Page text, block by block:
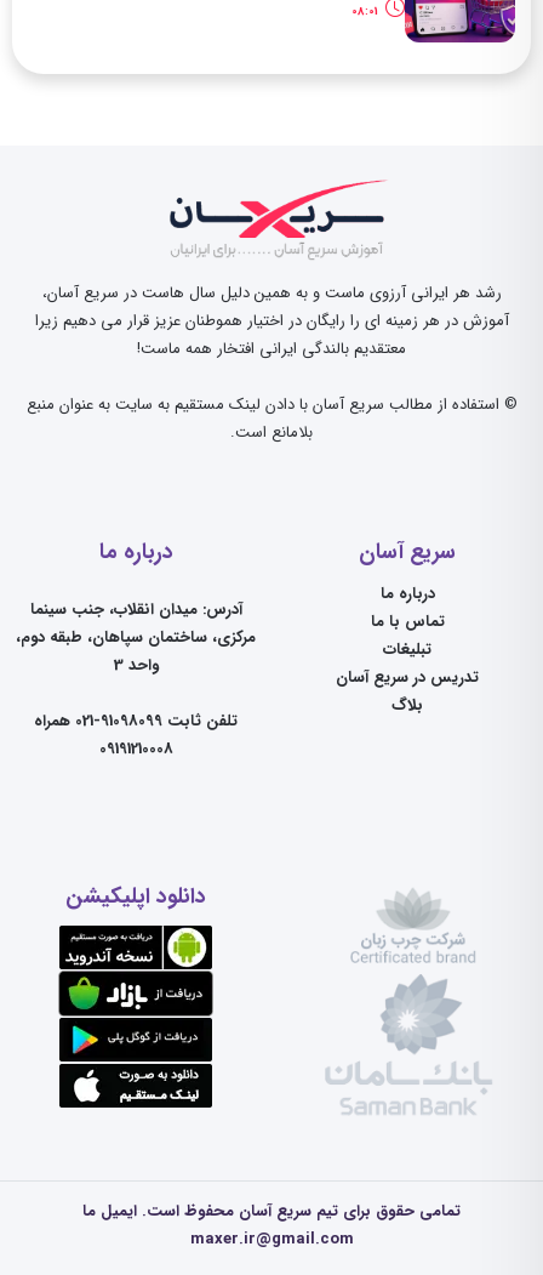
رشد هر ایرانی آرزوی ماست و به همین دلیل سال هاست در سریع آسان،
آموزش در هر زمینه ای را رایگان در اختیار هموطنان عزیز قرار می دهیم زیرا
معتقدیم بالندگی ایرانی افتخار همه ماست!
© استفاده از مطالب سریع آسان با دادن لینک مستقیم به سایت به عنوان منبع
بلامانع است.
سریع آسان
درباره ما
تماس با ما
تبلیغات
تدریس در سریع آسان
بلاگ
درباره ما
آدرس: میدان انقلاب، جنب سینما
مرکزی، ساختمان سپاهان، طبقه دوم،
واحد 3
تلفن ثابت 91098099-021 همراه
09191210008
دانلود اپلیکیشن
تمامی حقوق برای تیم سریع آسان محفوظ است. ایمیل ما
maxer.ir@gmail.com